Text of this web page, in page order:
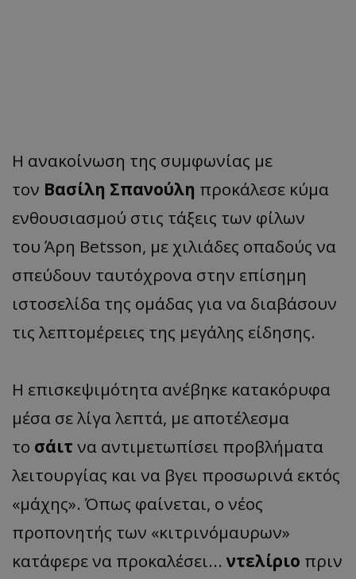
Η ανακοίνωση της συμφωνίας με
τον Βασίλη Σπανούλη προκάλεσε κύμα
ενθουσιασμού στις τάξεις των φίλων
του Άρη Betsson, με χιλιάδες οπαδούς να
σπεύδουν ταυτόχρονα στην επίσημη
ιστοσελίδα της ομάδας για να διαβάσουν
τις λεπτομέρειες της μεγάλης είδησης.
Η επισκεψιμότητα ανέβηκε κατακόρυφα
μέσα σε λίγα λεπτά, με αποτέλεσμα
το σάιτ να αντιμετωπίσει προβλήματα
λειτουργίας και να βγει προσωρινά εκτός
«μάχης». Όπως φαίνεται, ο νέος
προπονητής των «κιτρινόμαυρων»
κατάφερε να προκαλέσει...ντελίριο πριν